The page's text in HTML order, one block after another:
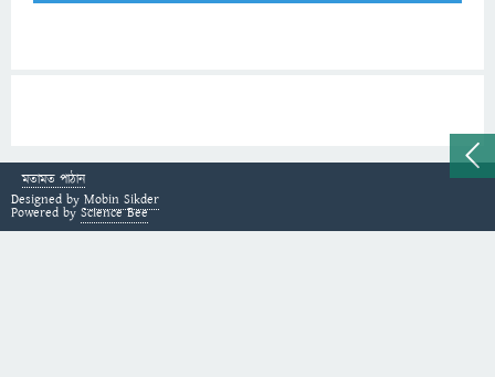
মতামত পাঠান
Designed by Mobin Sikder
Powered by Science Bee